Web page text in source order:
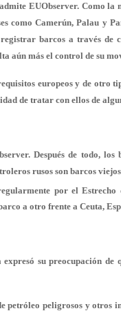
EUObserver. Como
como Camerún, Palau y
barcos a través de
aún más el control de su
europeos y de otro
de tratar con ellos de
Después de todo,
rusos son barcos
por el
a otro frente a Ceuta,
su preocupación de
petróleo peligrosos y otros